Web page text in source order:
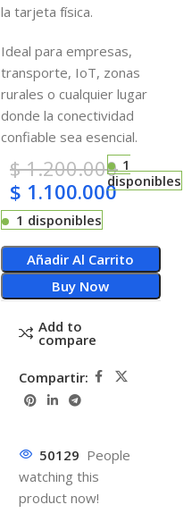
la tarjeta física.
Ideal para empresas,
transporte, IoT, zonas
rurales o cualquier lugar
donde la conectividad
confiable sea esencial.
$1.200.000
$ 1.100.000
1
disponibles
1 disponibles
Añadir Al Carrito
Buy Now
Add to
compare
Compartir:
50129 People
watching this
product now!